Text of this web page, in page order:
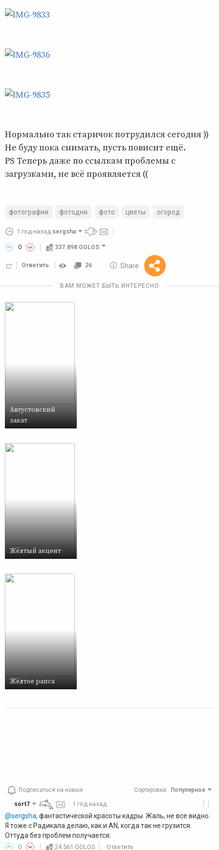
Нормально так старичок потрудился сегодня ))
Не буду пока снимать, пусть повисит ещё.
PS Теперь даже по ссылкам проблемы с
загрузками, не всё проявляется ((
фотография фотодня фото цветы огород
1 год назад sergsha
0 337.898 GOLOS
Ответить 26 Share
Reward
10 GOLOS
ВАМ МОЖЕТ БЫТЬ ИНТЕРЕСНО
Августовский
закат
Жёлтый акцент
Жёлтое рапса
Подписаться на новые Сортировка: Популярное
[-]
sort7 · 1 год назад
@sergsha, фантастической красоты кадры. Жаль, не все видно.
Я тоже с Радикала делаю, как и AN, когда так не грузится.
Оттуда без проблем получается.
0 24.561 GOLOS Ответить